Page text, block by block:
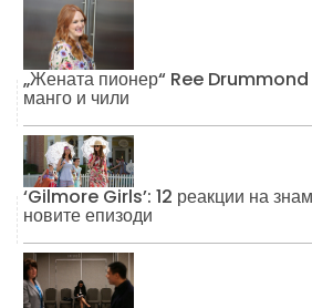
„Жената пионер“ Ree Drummond
манго и чили
‘Gilmore Girls’: 12 реакции на
новите епизоди